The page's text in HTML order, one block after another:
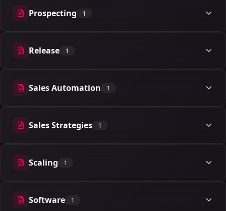
Prospecting 1
1 articles
Release 1
1 articles
Sales Automation 1
1 articles
Sales Strategies 1
1 articles
Scaling 1
1 articles
Software 1
1 articles